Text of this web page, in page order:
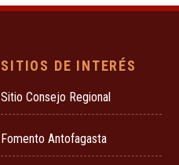
SITIOS DE INTERÉS
Sitio Consejo Regional
Fomento Antofagasta